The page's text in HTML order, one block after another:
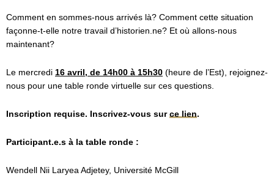
Comment en sommes-nous arrivés là? Comment cette situation
façonne-t-elle notre travail d’historien.ne? Et où allons-nous
maintenant?
Le mercredi 16 avril, de 14h00 à 15h30 (heure de l’Est), rejoignez-
nous pour une table ronde virtuelle sur ces questions.
Inscription requise. Inscrivez-vous sur ce lien.
Participant.e.s à la table ronde :
Wendell Nii Laryea Adjetey, Université McGill